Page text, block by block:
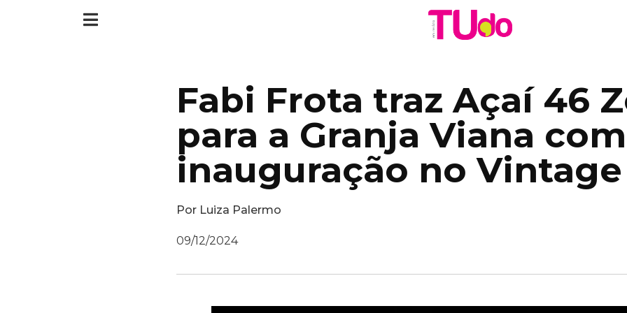
Fabi Frota traz Açaí 46
para a Granja Viana com
inauguração no Vintage
Por Luiza Palermo
09/12/2024